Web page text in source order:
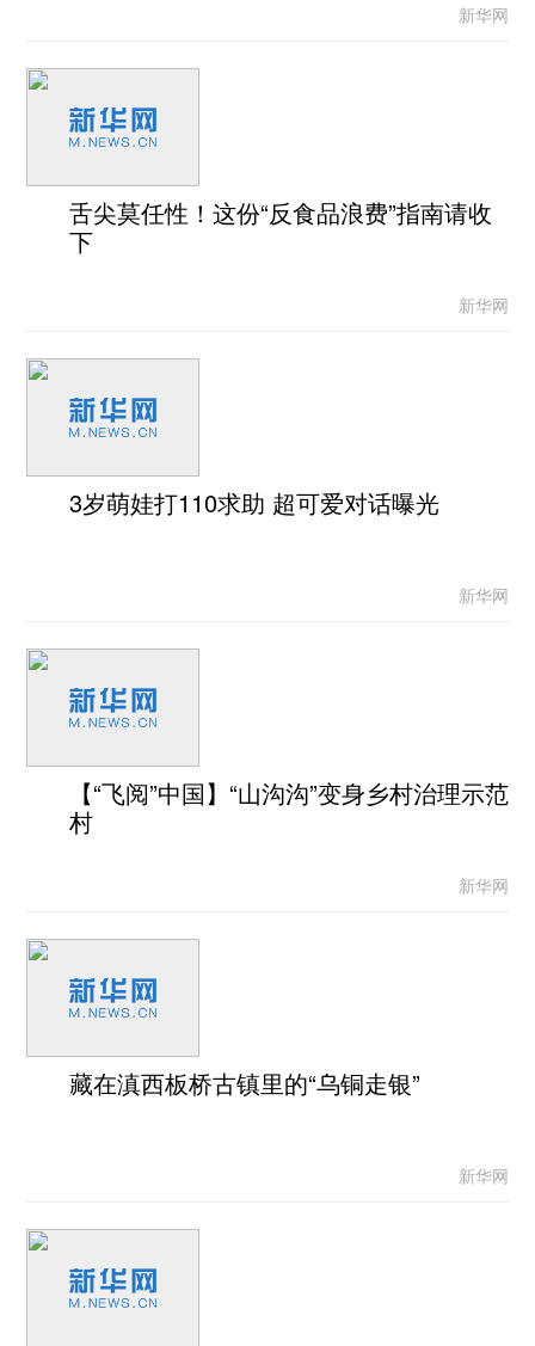
新华网
舌尖莫任性！这份“反食品浪费”指南请收
下
新华网
3岁萌娃打110求助 超可爱对话曝光
新华网
【“飞阅”中国】“山沟沟”变身乡村治理示范
村
新华网
藏在滇西板桥古镇里的“乌铜走银”
新华网